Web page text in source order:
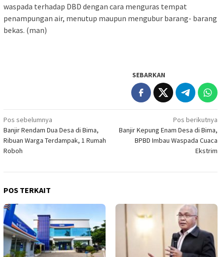
waspada terhadap DBD dengan cara menguras tempat
penampungan air, menutup maupun mengubur barang- barang
bekas. (man)
SEBARKAN
Navigasi
pos
Pos sebelumnya
Banjir Rendam Dua Desa di Bima,
Ribuan Warga Terdampak, 1 Rumah
Roboh
Pos berikutnya
Banjir Kepung Enam Desa di Bima,
BPBD Imbau Waspada Cuaca
Ekstrim
POS TERKAIT